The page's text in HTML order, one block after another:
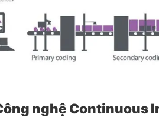
nghệ Continuous